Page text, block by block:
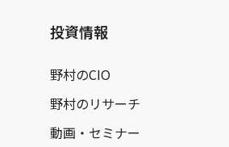
投資情報
野村のCIO
野村のリサーチ
動画・セミナー